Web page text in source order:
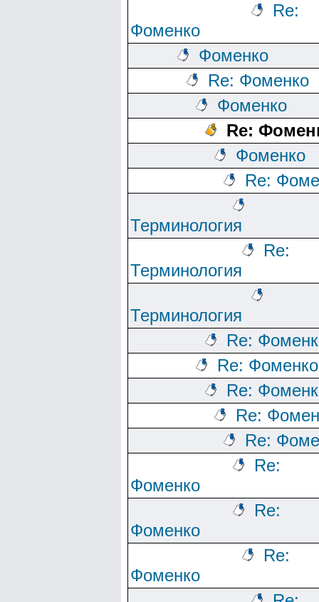
Re:
Фоменко
Фоменко
Re: Фоменко
Фоменко
Re:
Фоменко
Re:
Терминология
Re:
Терминология
Терминология
Re:
Re: Фоменко
Re:
Re:
Re:
Re:
Фоменко
Re:
Фоменко
Re:
Фоменко